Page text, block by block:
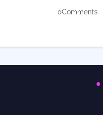
0Comments